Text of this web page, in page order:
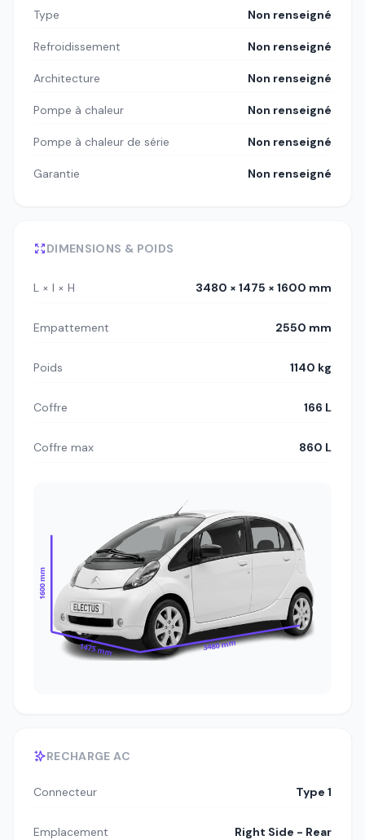
Type Non renseigné
Refroidissement Non renseigné
Architecture Non renseigné
Pompe à chaleur Non renseigné
Pompe à chaleur de série Non renseigné
Garantie Non renseigné
DIMENSIONS & POIDS
L × l × H 3480 × 1475 × 1600 mm
Empattement 2550 mm
Poids 1140 kg
Coffre 166 L
Coffre max 860 L
1600 mm
1475 mm 3480 mm
RECHARGE AC
Connecteur Type 1
Emplacement Right Side - Rear